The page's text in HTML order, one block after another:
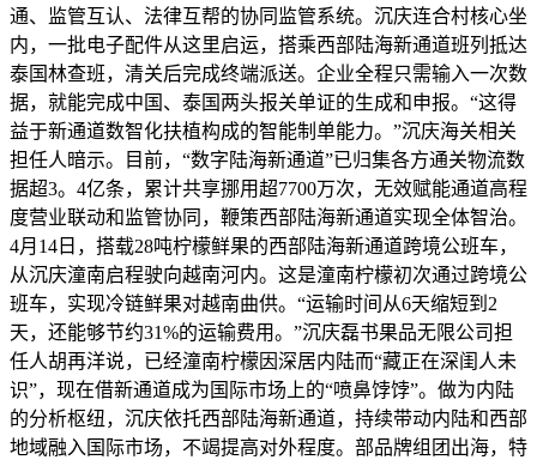
通、监管互认、法律互帮的协同监管系统。沉庆连合村核心坐
内，一批电子配件从这里启运，搭乘西部陆海新通道班列抵达
泰国林查班，清关后完成终端派送。企业全程只需输入一次数
据，就能完成中国、泰国两头报关单证的生成和申报。“这得
益于新通道数智化扶植构成的智能制单能力。”沉庆海关相关
担任人暗示。目前，“数字陆海新通道”已归集各方通关物流数
据超3。4亿条，累计共享挪用超7700万次，无效赋能通道高程
度营业联动和监管协同，鞭策西部陆海新通道实现全体智治。
4月14日，搭载28吨柠檬鲜果的西部陆海新通道跨境公班车，
从沉庆潼南启程驶向越南河内。这是潼南柠檬初次通过跨境公
班车，实现冷链鲜果对越南曲供。“运输时间从6天缩短到2
天，还能够节约31%的运输费用。”沉庆磊书果品无限公司担
任人胡再洋说，已经潼南柠檬因深居内陆而“藏正在深闺人未
识”，现在借新通道成为国际市场上的“喷鼻饽饽”。做为内陆
的分析枢纽，沉庆依托西部陆海新通道，持续带动内陆和西部
地域融入国际市场，不竭提高对外程度。部品牌组团出海，特